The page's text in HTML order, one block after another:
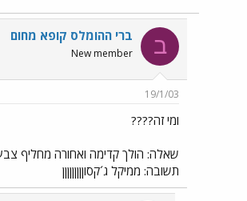
ב ברי ההומלס קופא מחום
New member
19/1/03
ומי זה????
שאלה: הולך קדימה ואחורה מחליף
תשובה: ממיקל ג´קסוןןןןןןןןן